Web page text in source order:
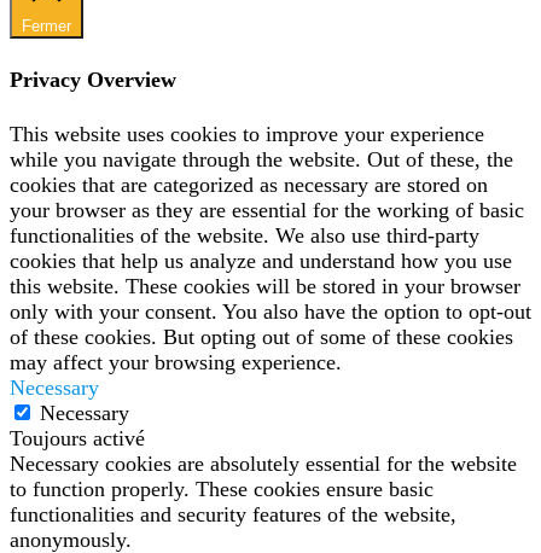
Fermer
Privacy Overview
This website uses cookies to improve your experience
while you navigate through the website. Out of these, the
cookies that are categorized as necessary are stored on
your browser as they are essential for the working of basic
functionalities of the website. We also use third-party
cookies that help us analyze and understand how you use
this website. These cookies will be stored in your browser
only with your consent. You also have the option to opt-out
of these cookies. But opting out of some of these cookies
may affect your browsing experience.
Necessary
Necessary
Toujours activé
Necessary cookies are absolutely essential for the website
to function properly. These cookies ensure basic
functionalities and security features of the website,
anonymously.